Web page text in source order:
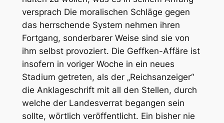
versprach Die moralischen Schläge gegen
das herrschende System nehmen ihren
Fortgang, sonderbarer Weise sind sie von
ihm selbst provoziert. Die Geffken-Affäre ist
insofern in voriger Woche in ein neues
Stadium getreten, als der „Reichsanzeiger“
die Anklageschrift mit all den Stellen, durch
welche der Landesverrat begangen sein
sollte, wörtlich veröffentlicht. Ein bisher nie